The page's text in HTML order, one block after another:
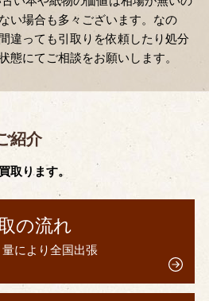
い場合も多々ございます。なの
違っても引取りを依頼したり処分
態にてご相談をお願いします。
紹介
取ります。
の流れ
により全国出張